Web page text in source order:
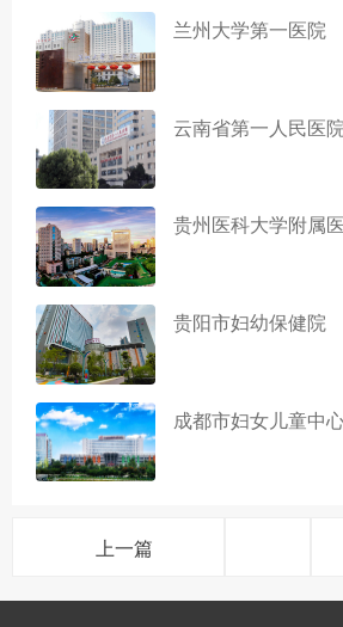
兰州大学第一医院
云南省第一人民医
贵州医科大学附属
贵阳市妇幼保健院
成都市妇女儿童中
上一篇